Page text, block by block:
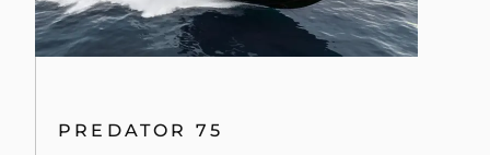
PREDATOR 75